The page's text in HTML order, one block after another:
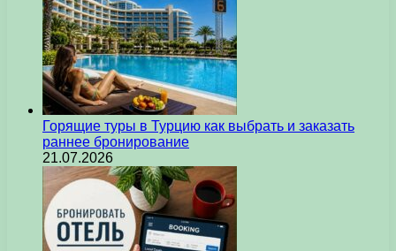
Горящие туры в Турцию как выбрать и заказать
раннее бронирование
21.07.2026